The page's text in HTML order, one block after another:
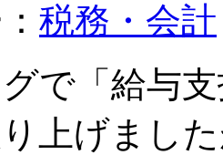
税務・会計
で「給与
上げまし